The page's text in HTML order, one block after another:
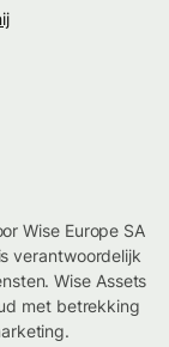
Wise Europe SA
verantwoordelijk
Wise Assets
met betrekking